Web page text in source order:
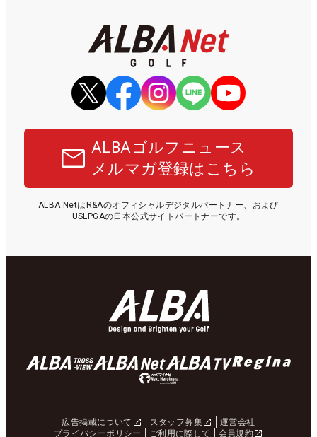
ALBAゴルフニュース
メルマガ登録はこちら
ALBA NetはR&Aのオフィシャルデジタルパートナー、および
USLPGAの日本公式サイトパートナーです。
広告掲載について スタッフ募集
運営会社
プライバシーポリシー
ご利用に際して 会員規約